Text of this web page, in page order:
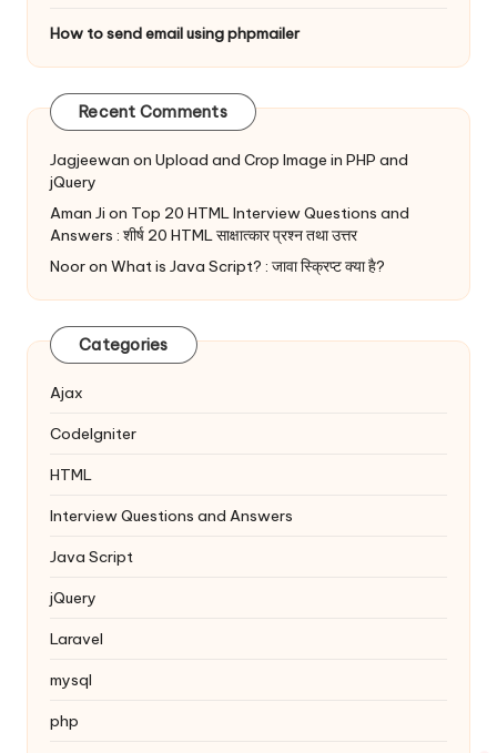
How to send email using phpmailer
Recent Comments
Jagjeewan on Upload and Crop Image in PHP and
jQuery
Aman Ji on Top 20 HTML Interview Questions and
Answers : शीर्ष 20 HTML साक्षात्कार प्रश्न तथा उत्तर
Nooron What is Java Script? : जावा स्क्रिप्ट क्या है?
Categories
Ajax
Codelgniter
HTML
Interview Questions and Answers
Java Script
jQuery
Laravel
mysql
php